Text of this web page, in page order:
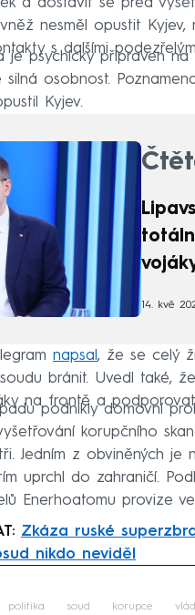
a dostavit se před
nesměl opustit
s dalšími
je psychicky připraven
silná osobnost.
Kyjev.
14. kvě
napsal , že se celý
bránit. Uvedl také,
na frontě a
podnikly domovní
korupčního
Jedním z obviněných je
uprchl do zahraničí.
Enerhoatomu provize
Zkáza ruské
nikdo neviděl
politika soud korupce